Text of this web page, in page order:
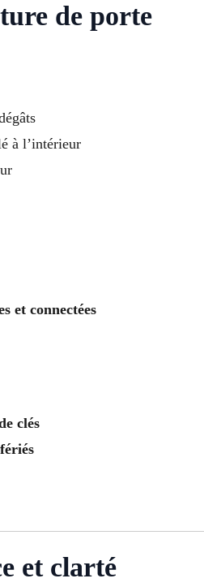
de porte
à l’intérieur
et connectées
clés
et clarté